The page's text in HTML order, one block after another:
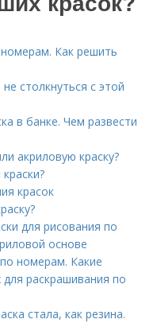
номерам. Как решить
столкнуться с этой
в банке. Чем развести
акриловую краску?
красок
для рисования по
основе
номерам. Какие
для раскрашивания по
стала, как резина.